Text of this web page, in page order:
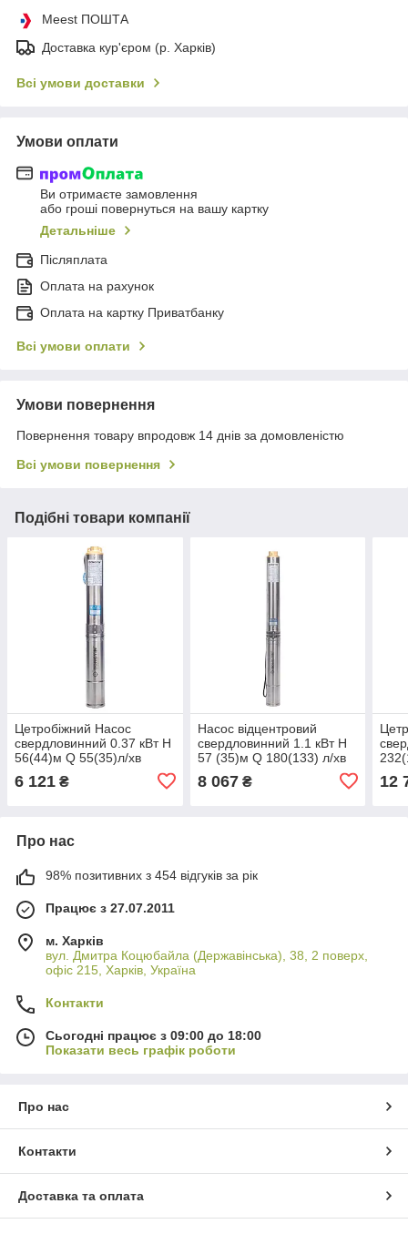
Meest ПОШТА
Доставка кур'єром (р. Харків)
Всі умови доставки
Умови оплати
Ви отримаєте замовлення
або гроші повернуться на вашу картку
Детальніше
Післяплата
Оплата на рахунок
Оплата на картку Приватбанку
Всі умови оплати
Умови повернення
Повернення товару впродовж 14 днів за домовленістю
Всі умови повернення
Подібні товари компанії
Цетробiжний Насос
свердловинний 0.37 кВт H
56(44)м Q 55(35)л/хв
(DONGYIN) (3_777121)
6 121 ₴
Насос відцентровий
свердловинний 1.1 кВт H
57 (35)м Q 180(133) л/хв
(DONGYIN) (777152)
8 067₴ 12
Про нас
98% позитивних з 454 відгуків за рік
Працює з 27.07.2011
м. Харків
вул. Дмитра Коцюбайла (Державінська), 38, 2 поверх,
офіс 215, Харків, Україна
Контакти
Сьогодні працює з 09:00 до 18:00
Показати весь графік роботи
Про нас
Контакти
Доставка та оплата